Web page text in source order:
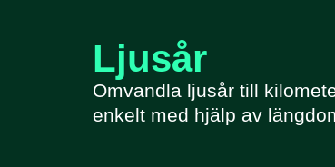
Ljusår
Omvandla ljusår till
enkelt med hjälp av